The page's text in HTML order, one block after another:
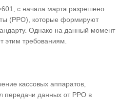
, с начала марта разрешено
(РРО), которые формируют
. Однако на данный момент
этим требованиям
кассовых аппаратов,
передачи данных от РРО в